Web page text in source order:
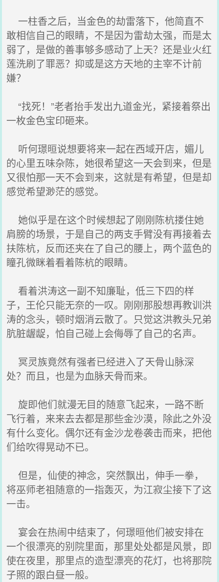
一柱香之后，当金色的劫雷落下，他简直不
敢相信自己的眼睛，不是因为雷劫太强，而是太
弱了，是做的善事够多感动了上天？还是业火红
莲洗刷了罪恶？抑或是这方天地的主宰不计前
嫌？
“找死！”老者抬手发出九道金光，紧接着祭出
一枚金色宝印砸来。
听何璟晅说想要将来一起在西域开店，媚儿
的心里五味杂陈，她很希望这一天会到来，但是
又很怕那一天不会到来，这就是有希望，但是却
感觉希望渺茫的感觉。
她似乎是在这个时候想起了刚刚陈杭搂住她
肩膀的场景，于是自己的两支手臂没有再接着去
扶陈杭，反而还夹在了自己的腰上，两个蓝色的
瞳孔微眯着看着陈杭的眼睛。
看着洪涛这一副不知廉耻，低三下四的样
子，王伦只能无奈的一叹。刚刚那股想再教训洪
涛的念头，顿时烟消云散了。只觉这洪教头兄弟
肮脏龌龊，怕自己碰上会侮辱了自己的名声。
冥灵族竟然有强者已经进入了天骨山脉深
处？而且，也是为血脉天骨而来。
旋即他们就漫无目的随意飞起来，一路不断
飞行着，来来去去都是那些金沙漠，除此之外没
有什么变化。偶尔还有金沙龙卷袭击而来，把他
们给吹得晃动不已。
但是，仙使的神念，突然飘出，伸手一拳，
将巫师老祖随意的一指轰灭，为江寂尘接下了这
一击。
宴会在热闹中结束了，何璟晅他们被安排在
一个很漂亮的别院里面，那里处处都是风景，即
使在夜里，那里点的造型漂亮的花灯，也将那院
子照的跟白昼一般。